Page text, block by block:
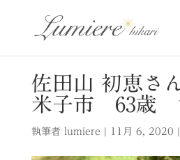
佐田山 初恵さ
米子市 63歳
執筆者 lumiere | 11月 6, 2020 |